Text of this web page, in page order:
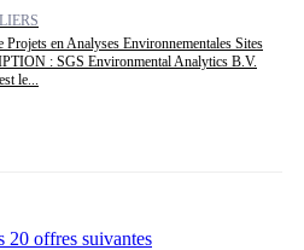
en Analyses Environnementales Sites
: SGS Environmental Analytics B.V.
le...
20 offres suivantes